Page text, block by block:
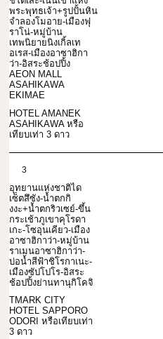
พระพุทธเจ้า+รูปปั้นหิน
จำลองโมอาย-เมืองฟุ
ราโน่-หมู่บ้าน
เทพนิยายนิงเกิ้ลเท
อเรส-เมืองอาซาฮิกา
ว่า-อิสระช้อปปิ้ง
AEON MALL
ASAHIKAWA
EKIMAE
HOTEL AMANEK
ASAHIKAWA หรือ
เทียบเท่า 3 ดาว
3
อุทยานแห่งชาติได
เซ็ตสึซัง-น้ำตกกิ
งงะ+น้ำตกริวเซย์-ขึ้น
กระเช้าภูเขาคุโรดา
เกะ-โซอุนเคียว-เมือง
อาซาฮิกาว่า-หมู่บ้าน
ราเมนอาซาฮิกาว่า-
บ่อน้ำสีฟ้าชิโรกาเนะ-
เมืองซัปโปโร-อิสระ
ช้อปปิ้งย่านทานุกิโคจิ
TMARK CITY
HOTEL SAPPORO
ODORI หรือเทียบเท่า
3 ดาว